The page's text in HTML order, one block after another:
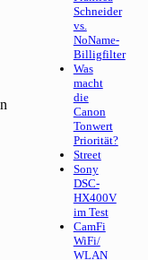
Schneider
vs.
NoName-
Billigfilter
Was
macht
die
Canon
Tonwert
Priorität?
Street
Sony
DSC-
HX400V
im Test
CamFi
WiFi/
WLAN